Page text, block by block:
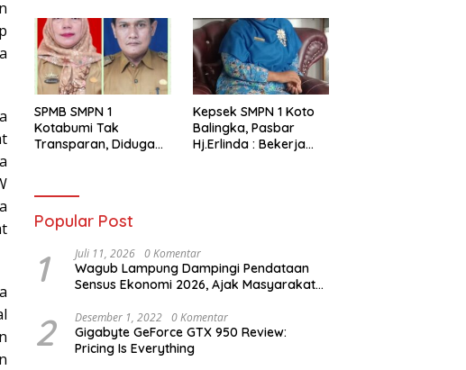
SPMB SMPN 1
Kotabumi Tak
Transparan, Diduga
Susanto Harus
Kepsek SMPN 1 Koto
Balingka, Pasbar
Hj.Erlinda : Bekerja
Popular Post
1 Juli 11, 2026 0 Komentar
Wagub Lampung Dampingi Pendataan
Sensus Ekonomi 2026, Ajak Masyarakat
2 Desember 1, 2022 0 Komentar
Gigabyte GeForce GTX 950 Review:
Pricing Is Everything